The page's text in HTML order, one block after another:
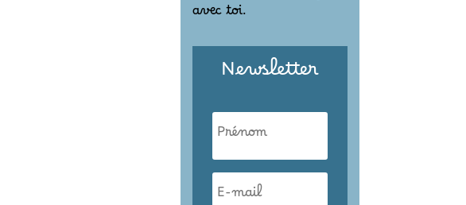
avec toi.
Newsletter